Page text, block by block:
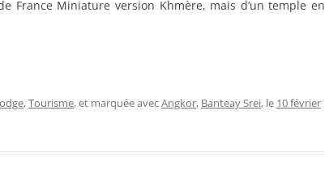
France Miniature version Khmère, mais d’un temple en
,Tourisme, et marquée avecAngkor, Banteay Srei, le 10 février